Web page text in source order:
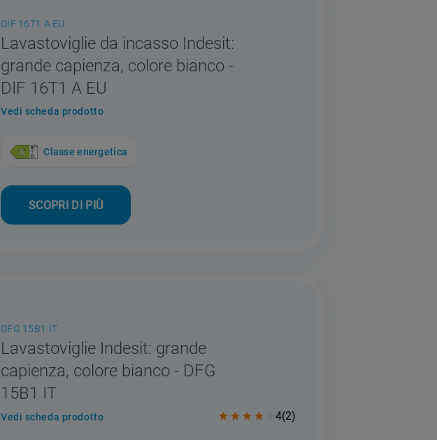
DIF 16T1 A EU
Lavastoviglie da incasso Indesit:
grande capienza, colore bianco -
DIF 16T1 A EU
Vedi scheda prodotto
Classe energetica
SCOPRI DI PIÙ
DFG 15B1 IT
Lavastoviglie Indesit: grande
capienza, colore bianco - DFG
15B1 IT
Vedi scheda prodotto 4(2)